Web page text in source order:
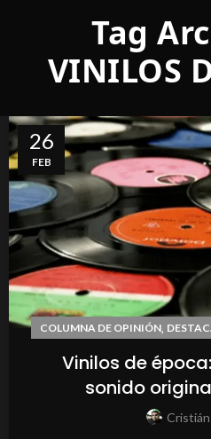
Tag
VINILOS
26
FEB
COLUMNA DE OPINIÓN,
Vinilos de
sonido